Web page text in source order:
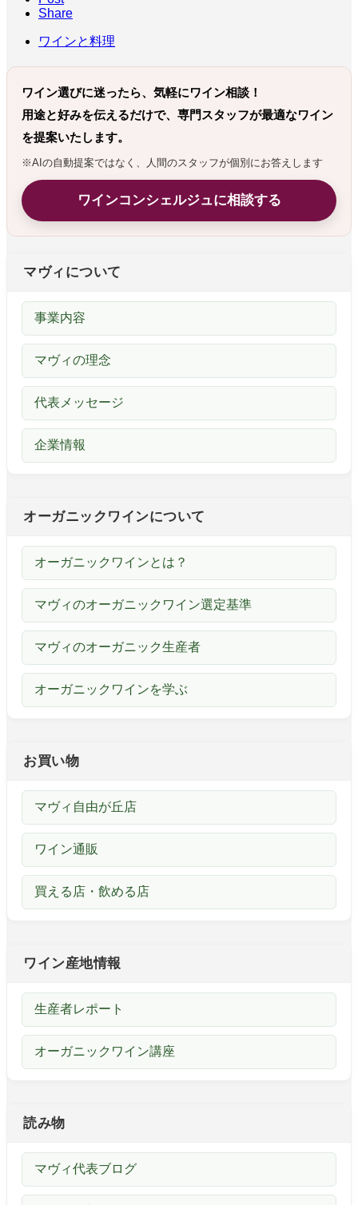
Share
ワインと料理
ワイン選びに迷ったら、気軽にワイン相談！
用途と好みを伝えるだけで、専門スタッフが最適なワイン
を提案いたします。
※AIの自動提案ではなく、人間のスタッフが個別にお答えします
ワインコンシェルジュに相談する
マヴィについて
事業内容
マヴィの理念
代表メッセージ
企業情報
オーガニックワインについて
オーガニックワインとは？
マヴィのオーガニックワイン選定基準
マヴィのオーガニック生産者
オーガニックワインを学ぶ
お買い物
マヴィ自由が丘店
ワイン通販
買える店・飲める店
ワイン産地情報
生産者レポート
オーガニックワイン講座
読み物
マヴィ代表ブログ